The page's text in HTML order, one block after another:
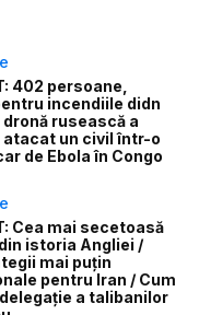
402 persoane,
incendiile didn
dronă rusească a
atacat un civil într-o
de Ebola în Congo
Cea mai secetoasă
istoria Angliei /
mai puțin
pentru Iran / Cum
a talibanilor